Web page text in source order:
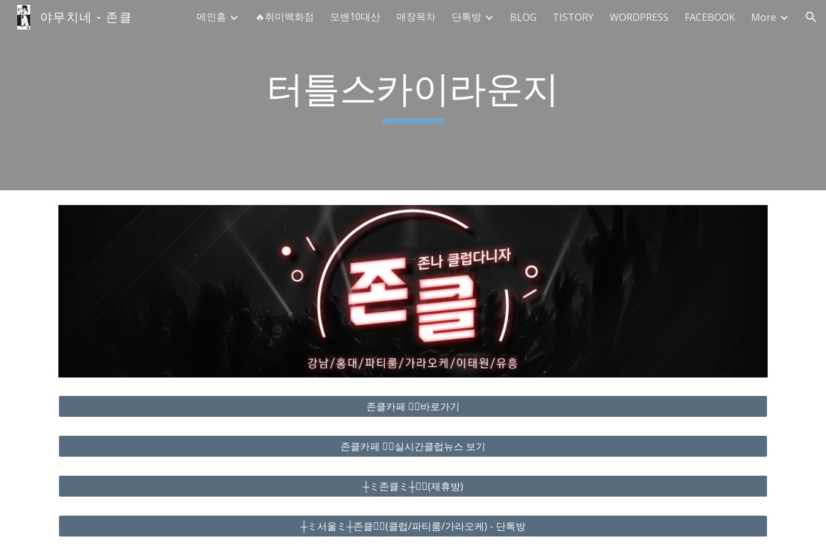
Skip to main content Skip to navigation
야무치네 - 존클 메인홈 🔥취미백화점 모밴10대산 매장목차 단톡방 BLOG TISTORY WORDPRESS FACEBOOK More
터틀스카이라운지
존클카페 ❤️‍🔥바로가기
존클카페 ❤️‍🔥실시간클럽뉴스 보기
┼ミ존클ミ┼❤️‍🔥(제휴방)
┼ミ서울ミ┼존클❤️‍🔥(클럽/파티룸/가라오케) - 단톡방